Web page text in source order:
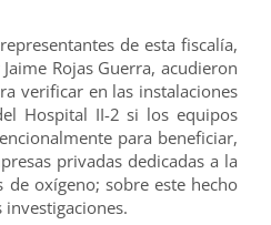
de esta fiscalía,
Rojas Guerra, acudieron
verificar en las instalaciones
Hospital II-2 si los equipos
para beneficiar,
privadas dedicadas a la
oxígeno; sobre este hecho
investigaciones.